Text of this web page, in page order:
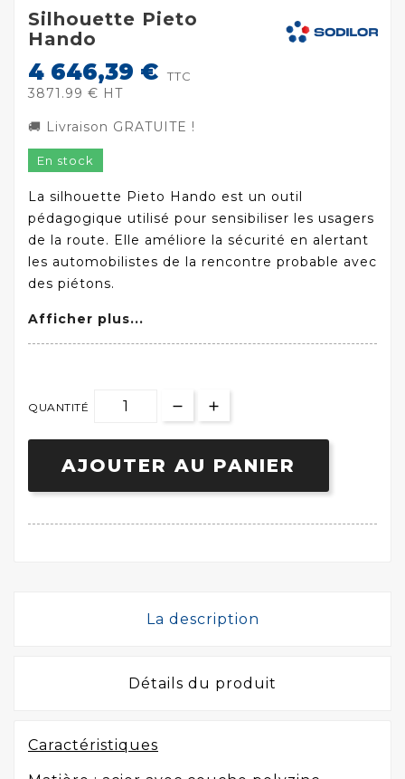
Silhouette Pieto
Hando
4 646,39 € TTC
3871.99 € HT
🚚 Livraison GRATUITE !
En stock
La silhouette Pieto Hando est un outil
pédagogique utilisé pour sensibiliser les usagers
de la route. Elle améliore la sécurité en alertant
les automobilistes de la rencontre probable avec
des piétons.
Afficher plus...
QUANTITÉ
AJOUTER AU PANIER
La description
Détails du produit
Caractéristiques